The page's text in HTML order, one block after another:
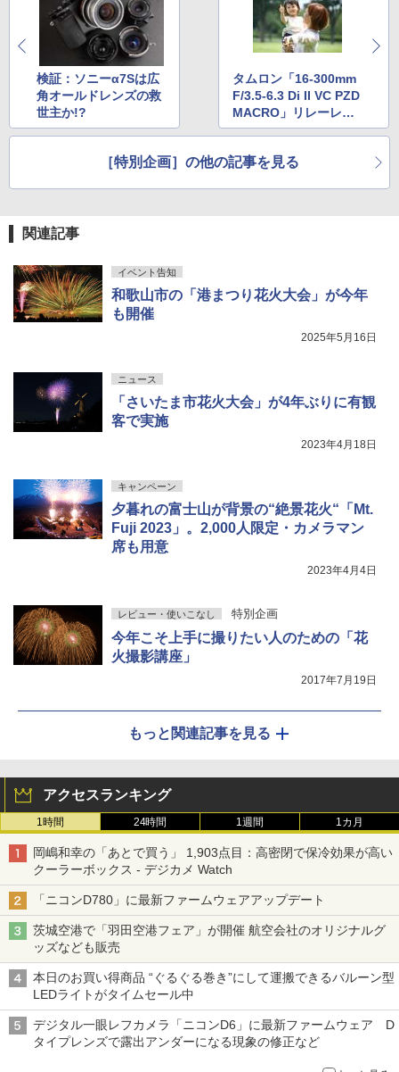
検証：ソニーα7Sは広
角オールドレンズの救
世主か!?
タムロン「16-300mm
F/3.5-6.3 Di II VC PZD
MACRO」リレーレビ
ューその1（子ども・
［特別企画］の他の記事を見る
関連記事
イベント告知
和歌山市の「港まつり花火大会」が今年
も開催
2025年5月16日
ニュース
「さいたま市花火大会」が4年ぶりに有観
客で実施
2023年4月18日
キャンペーン
夕暮れの富士山が背景の“絶景花火“「Mt.
Fuji 2023」。2,000人限定・カメラマン
席も用意
2023年4月4日
レビュー・使いこなし 特別企画
今年こそ上手に撮りたい人のための「花
火撮影講座」
2017年7月19日
もっと関連記事を見る
アクセスランキング
1時間 24時間 1週間 1カ月
岡嶋和幸の「あとで買う」 1,903点目：高密閉で保冷効果が高い
クーラーボックス - デジカメ Watch
「ニコンD780」に最新ファームウェアアップデート
茨城空港で「羽田空港フェア」が開催 航空会社のオリジナルグ
ッズなども販売
本日のお買い得商品 “ぐるぐる巻き”にして運搬できるバルーン型
LEDライトがタイムセール中
デジタル一眼レフカメラ「ニコンD6」に最新ファームウェア D
タイプレンズで露出アンダーになる現象の修正など